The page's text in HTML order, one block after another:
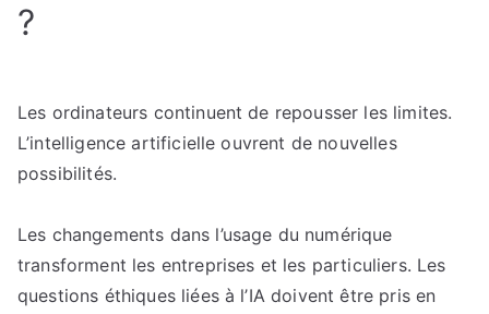
?
Les ordinateurs continuent de repousser les limites.
L’intelligence artificielle ouvrent de nouvelles
possibilités.
Les changements dans l’usage du numérique
transforment les entreprises et les particuliers. Les
questions éthiques liées à l’IA doivent être pris en